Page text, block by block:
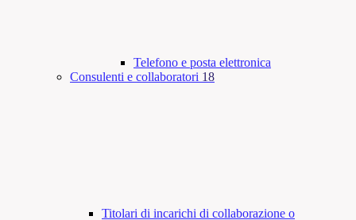
Telefono e posta elettronica
Consulenti e collaboratori 18
Titolari di incarichi di collaborazione o